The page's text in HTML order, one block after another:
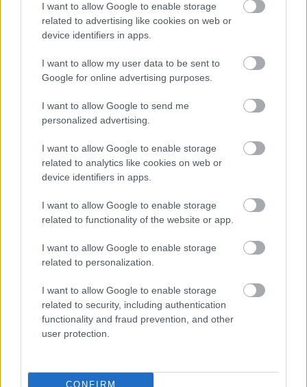
I want to allow Google to enable storage
related to advertising like cookies on web or
device identifiers in apps.
I want to allow my user data to be sent to
Google for online advertising purposes.
I want to allow Google to send me
personalized advertising.
I want to allow Google to enable storage
related to analytics like cookies on web or
device identifiers in apps.
I want to allow Google to enable storage
related to functionality of the website or app.
I want to allow Google to enable storage
related to personalization.
I want to allow Google to enable storage
related to security, including authentication
functionality and fraud prevention, and other
user protection.
CONFIRM
Jakab István első világháborús naplója – 22. rész
Hősünk a kádernél Zimonyban már nemcsak a
géppuskával kapcsolatos ismereteit mutatja be,
hanem testgyakorláskor is rábíznak egy csoportot.
1917 tavaszán gyakorlatozással telnek a napok,
indulnak a…
MagyarosiSándor•2022. augusztus 01.